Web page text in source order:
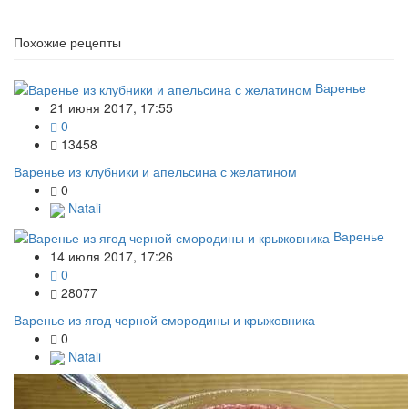
Похожие рецепты
Варенье
21 июня 2017, 17:55
0
13458
Варенье из клубники и апельсина с желатином
0
Natali
Варенье
14 июля 2017, 17:26
0
28077
Варенье из ягод черной смородины и крыжовника
0
Natali